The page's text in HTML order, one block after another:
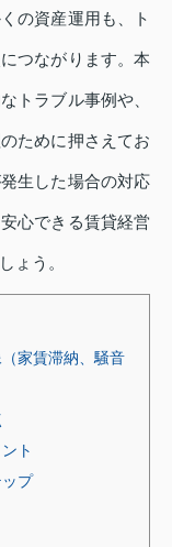
の資産運用も、ト
つながります。本
トラブル事例や、
ために押さえてお
生した場合の対応
心できる賃貸経営
ょう。
家賃滞納、騒音
ト
プ